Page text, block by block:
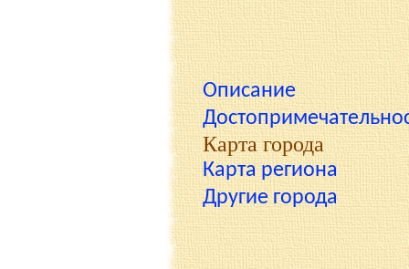
Описание
Карта города
Карта региона
Другие города